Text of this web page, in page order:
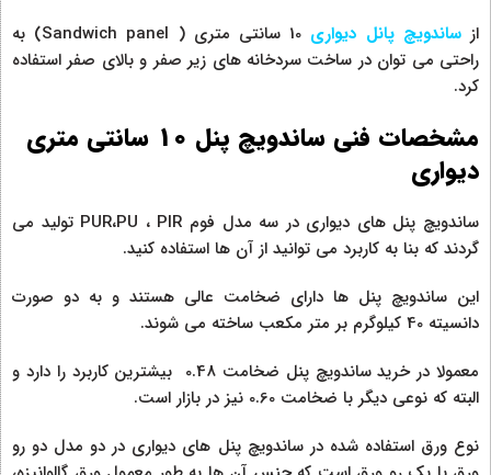
ازساندویچ پانل دیواری
10 سانتی متری ( Sandwich panel) به
راحتی می توان در ساخت سردخانه های زیر صفر و بالای صفر استفاده
کرد.
مشخصات فنی ساندویچ پنل 10 سانتی متری
دیواری
ساندویچ پنل های دیواری در سه مدل فوم PUR،PU ، PIR تولید می
گردند که بنا به کاربرد می توانید از آن ها استفاده کنید.
این ساندویچ پنل ها دارای ضخامت عالی هستند و به دو صورت
دانسیته 40 کیلوگرم بر متر مکعب ساخته می شوند.
معمولا در خرید ساندویچ پنل ضخامت 0.48 بیشترین کاربرد را دارد و
البته که نوعی دیگر با ضخامت 0.60 نیز در بازار است.
نوع ورق استفاده شده در ساندویچ پنل های دیواری در دو مدل دو رو